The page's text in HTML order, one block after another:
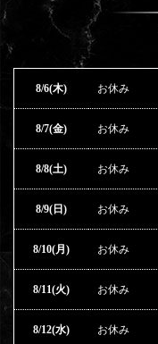
8/6(木)
8/7(金)
8/8(土)
8/9(日)
8/10(月)
8/11(火)
8/12(水)
お休み
お休み
お休み
お休み
お休み
お休み
お休み